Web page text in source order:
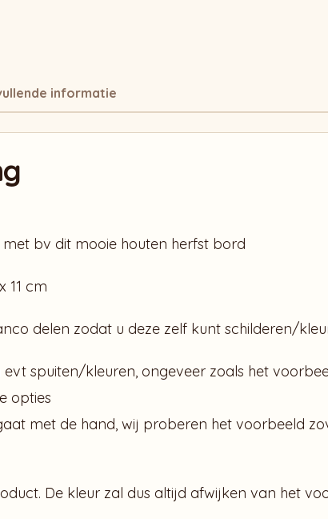
informatie
met bv dit mooie houten herfst bord
11 cm
delen zodat u deze zelf kunt schilderen/
spuiten/kleuren, ongeveer zoals het
opties
met de hand, wij proberen het voorbeeld
De kleur zal dus altijd afwijken van het